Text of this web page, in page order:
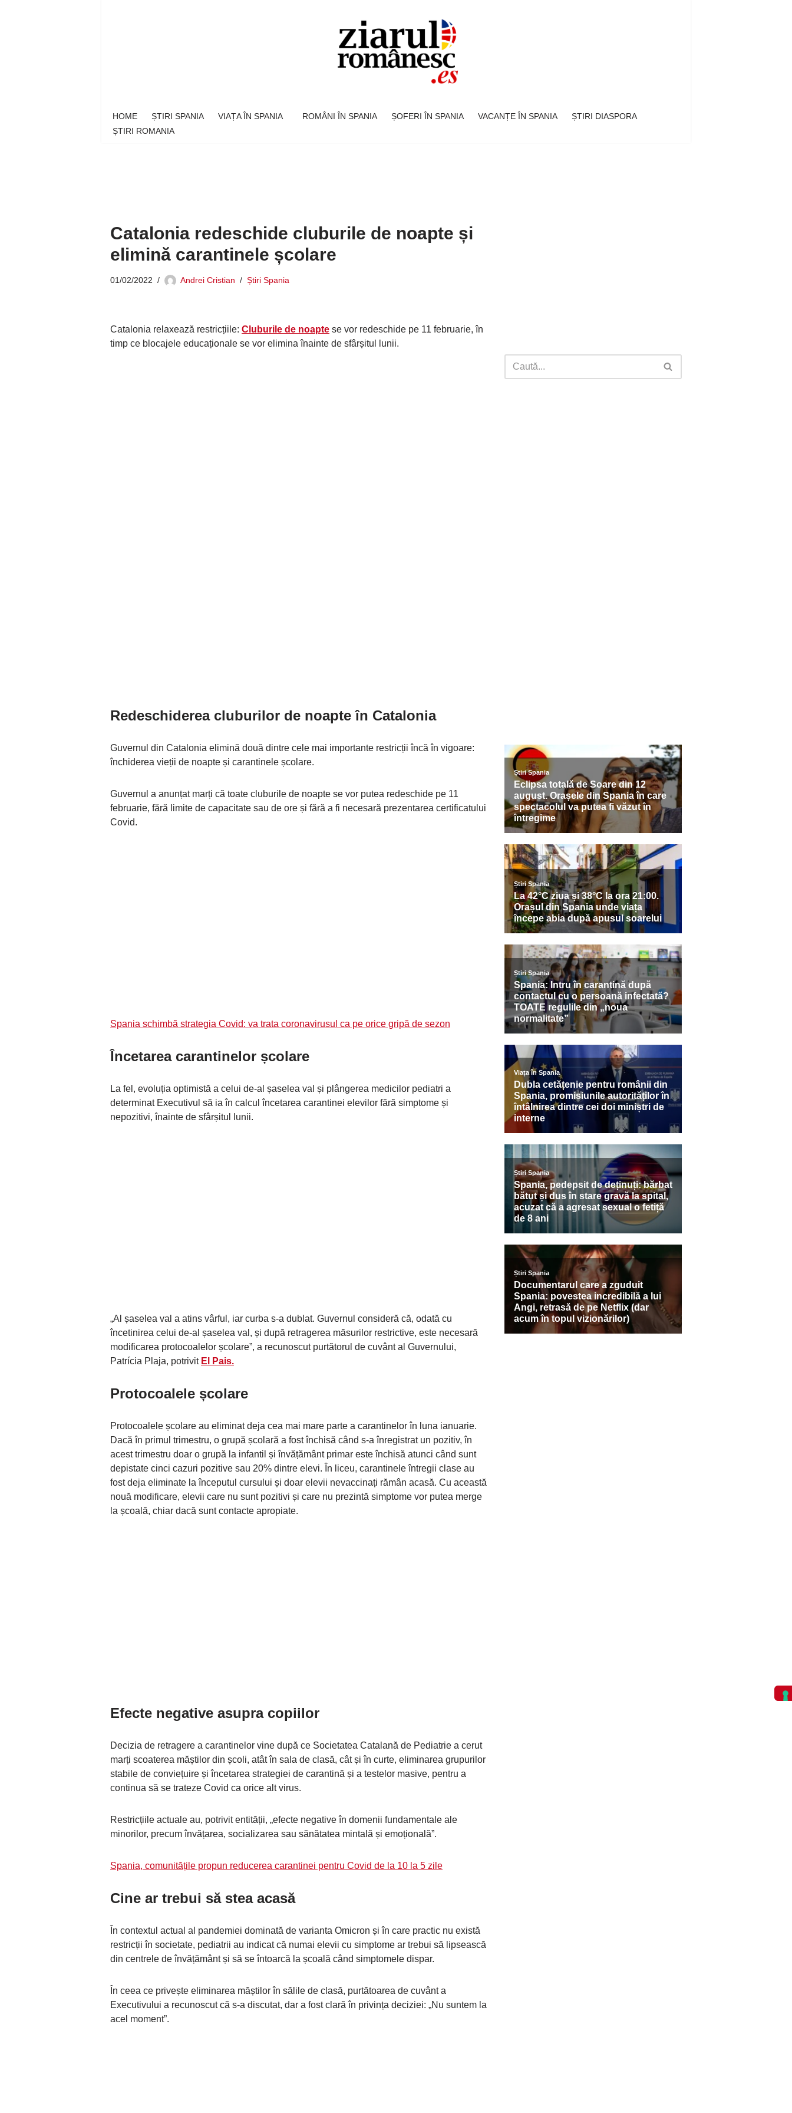
HOME ȘTIRI SPANIA VIAȚA ÎN SPANIA ROMÂNI ÎN SPANIA ȘOFERI ÎN SPANIA VACANȚE ÎN SPANIA
ȘTIRI DIASPORA
ȘTIRI ROMANIA
Catalonia redeschide cluburile de noapte și
elimină carantinele școlare
01/02/2022 Andrei Cristian Știri Spania
Catalonia relaxează restricțiile: Cluburile de noapte se vor redeschide pe 11 februarie, în
timp ce blocajele educaționale se vor elimina înainte de sfârșitul lunii.
Redeschiderea cluburilor de noapte în Catalonia
Guvernul din Catalonia elimină două dintre cele mai importante restricții încă în vigoare:
închiderea vieții de noapte și carantinele școlare.
Guvernul a anunțat marți că toate cluburile de noapte se vor putea redeschide pe 11
februarie, fără limite de capacitate sau de ore și fără a fi necesară prezentarea certificatului
Covid.
Spania schimbă strategia Covid: va trata coronavirusul ca pe orice gripă de sezon
Încetarea carantinelor școlare
La fel, evoluția optimistă a celui de-al șaselea val și plângerea medicilor pediatri a
determinat Executivul să ia în calcul încetarea carantinei elevilor fără simptome și
nepozitivi, înainte de sfârșitul lunii.
„Al șaselea val a atins vârful, iar curba s-a dublat. Guvernul consideră că, odată cu
încetinirea celui de-al șaselea val, și după retragerea măsurilor restrictive, este necesară
modificarea protocoalelor școlare”, a recunoscut purtătorul de cuvânt al Guvernului,
Patrícia Plaja, potrivit El Pais.
Protocoalele școlare
Protocoalele școlare au eliminat deja cea mai mare parte a carantinelor în luna ianuarie.
Dacă în primul trimestru, o grupă școlară a fost închisă când s-a înregistrat un pozitiv, în
acest trimestru doar o grupă la infantil și învățământ primar este închisă atunci când sunt
depistate cinci cazuri pozitive sau 20% dintre elevi. În liceu, carantinele întregii clase au
fost deja eliminate la începutul cursului și doar elevii nevaccinați rămân acasă. Cu această
nouă modificare, elevii care nu sunt pozitivi și care nu prezintă simptome vor putea merge
la școală, chiar dacă sunt contacte apropiate.
Efecte negative asupra copiilor
Decizia de retragere a carantinelor vine după ce Societatea Catalană de Pediatrie a cerut
marți scoaterea măștilor din școli, atât în ​​sala de clasă, cât și în curte, eliminarea grupurilor
stabile de conviețuire și încetarea strategiei de carantină și a testelor masive, pentru a
continua să se trateze Covid ca orice alt virus.
Restricțiile actuale au, potrivit entității, „efecte negative în domenii fundamentale ale
minorilor, precum învățarea, socializarea sau sănătatea mintală și emoțională”.
Spania, comunitățile propun reducerea carantinei pentru Covid de la 10 la 5 zile
Cine ar trebui să stea acasă
În contextul actual al pandemiei dominată de varianta Omicron și în care practic nu există
restricții în societate, pediatrii au indicat că numai elevii cu simptome ar trebui să lipsească
din centrele de învățământ și să se întoarcă la școală când simptomele dispar.
În ceea ce privește eliminarea măștilor în sălile de clasă, purtătoarea de cuvânt a
Executivului a recunoscut că s-a discutat, dar a fost clară în privința deciziei: „Nu suntem la
acel moment”.